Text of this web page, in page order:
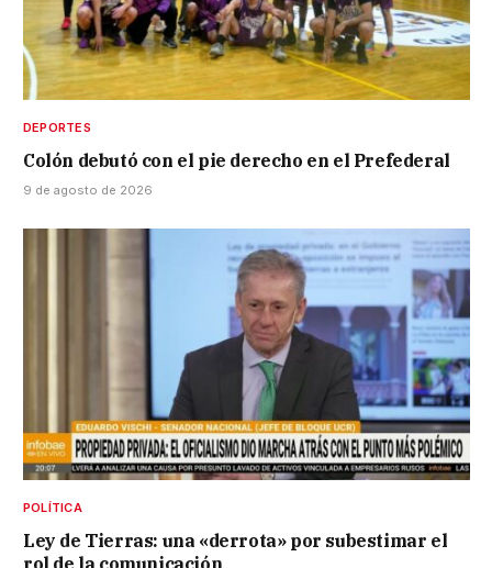
DEPORTES
Colón debutó con el pie derecho en el Prefederal
9 de agosto de 2026
POLÍTICA
Ley de Tierras: una «derrota» por subestimar el
rol de la comunicación